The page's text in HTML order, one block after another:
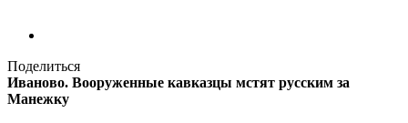
Поделиться
Иваново. Вооруженные кавказцы мстят русским за
Манежку